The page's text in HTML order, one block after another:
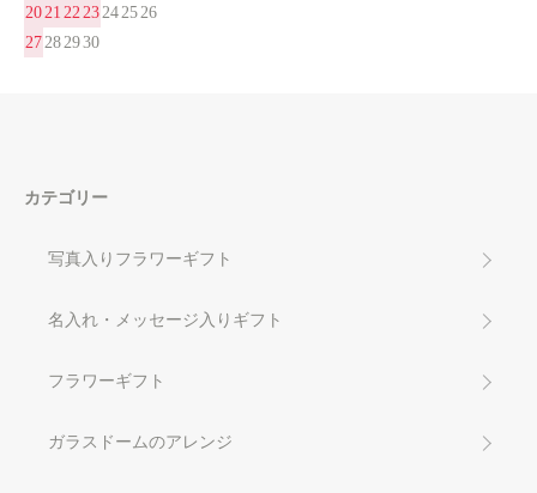
2021 2223242526
27282930
カテゴリー
写真入りフラワーギフト
名入れ・メッセージ入りギフト
フラワーギフト
ガラスドームのアレンジ